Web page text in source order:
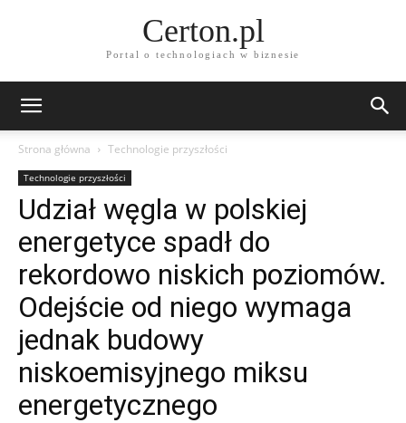
Certon.pl
Portal o technologiach w biznesie
Strona główna Technologie przyszłości
Technologie przyszłości
Udział węgla w polskiej
energetyce spadł do
rekordowo niskich poziomów.
Odejście od niego wymaga
jednak budowy
niskoemisyjnego miksu
energetycznego